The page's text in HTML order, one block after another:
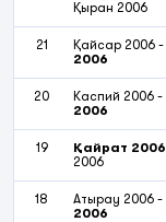
Қыран 2006
21 Қайсар 2006 -
2006
20 Каспий 2006 -
2006
19 Қайрат 2006
2006
18 Атырау 2006 -
2006